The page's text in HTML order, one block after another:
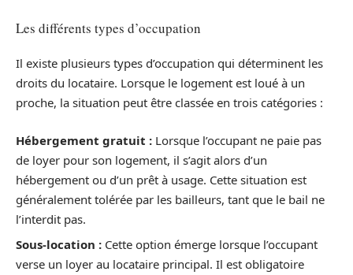
Les différents types d’occupation
Il existe plusieurs types d’occupation qui déterminent les
droits du locataire. Lorsque le logement est loué à un
proche, la situation peut être classée en trois catégories :
Hébergement gratuit : Lorsque l’occupant ne paie pas
de loyer pour son logement, il s’agit alors d’un
hébergement ou d’un prêt à usage. Cette situation est
généralement tolérée par les bailleurs, tant que le bail ne
l’interdit pas.
Sous-location : Cette option émerge lorsque l’occupant
verse un loyer au locataire principal. Il est obligatoire